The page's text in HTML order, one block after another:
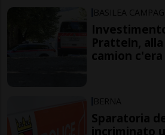
BASILEA
Pratteln,
camion
BERNA
Sparatoria
incriminato